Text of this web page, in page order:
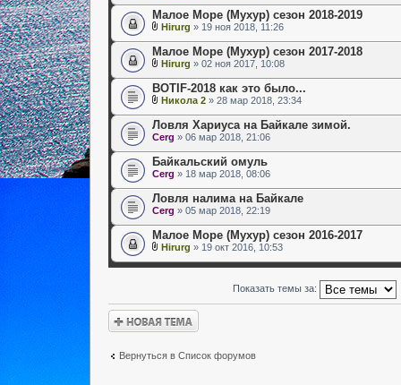
Малое Море (Мухур) сезон 2018-2019
Hirurg » 19 ноя 2018, 11:26
Малое Море (Мухур) сезон 2017-2018
Hirurg » 02 ноя 2017, 10:08
BOTIF-2018 как это было...
Никола 2 » 28 мар 2018, 23:34
Ловля Хариуса на Байкале зимой.
Cerg » 06 мар 2018, 21:06
Байкальский омуль
Cerg » 18 мар 2018, 08:06
Ловля налима на Байкале
Cerg » 05 мар 2018, 22:19
Малое Море (Мухур) сезон 2016-2017
Hirurg » 19 окт 2016, 10:53
Показать темы за:
Новая тема
Вернуться в Список форумов